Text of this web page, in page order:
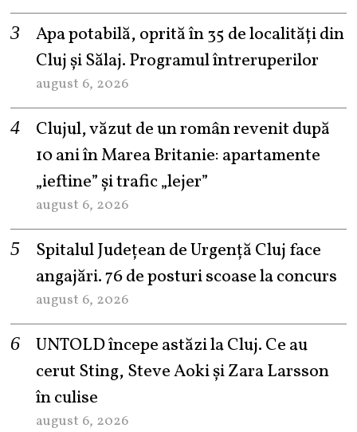
Apa potabilă, oprită în 35 de localități din
Cluj și Sălaj. Programul întreruperilor
august 6, 2026
Clujul, văzut de un român revenit după
10 ani în Marea Britanie: apartamente
„ieftine” și trafic „lejer”
august 6, 2026
Spitalul Județean de Urgență Cluj face
angajări. 76 de posturi scoase la concurs
august 6, 2026
UNTOLD începe astăzi la Cluj. Ce au
cerut Sting, Steve Aoki și Zara Larsson
în culise
august 6, 2026